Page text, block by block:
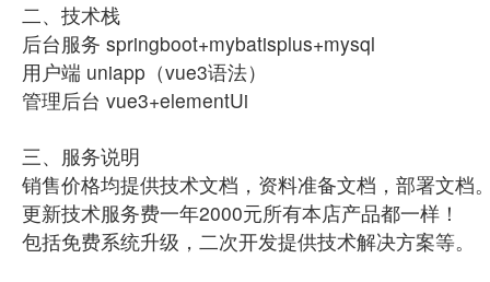
二、技术栈
后台服务 springboot+mybatisplus+mysql
用户端 uniapp（vue3语法）
管理后台 vue3+elementUi
三、服务说明
销售价格均提供技术文档，资料准备文档，部署文档
更新技术服务费一年2000元所有本店产品都一样！
包括免费系统升级，二次开发提供技术解决方案等。